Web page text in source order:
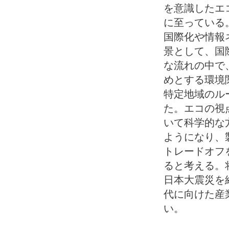
を意識したエ
に至っている
国際化や情
景として、国
な流れの中で
めとする環境
特定地域のル
た。エコの視
いて科学的な
ようになり
トレードオ
ると考える。
日本大震災
代に向けた産
い。